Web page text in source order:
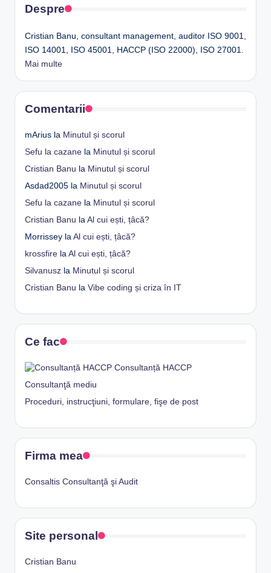
Despre
Cristian Banu, consultant management, auditor ISO 9001,
ISO 14001, ISO 45001, HACCP (ISO 22000), ISO 27001.
Mai multe
Comentarii
mArius la Minutul și scorul
Sefu la cazane la Minutul și scorul
Cristian Banu la Minutul și scorul
Asdad2005 la Minutul și scorul
Sefu la cazane la Minutul și scorul
Cristian Banu la Al cui ești, țâcă?
Morrissey la Al cui ești, țâcă?
krossfire la Al cui ești, țâcă?
Silvanusz la Minutul și scorul
Cristian Banu la Vibe coding și criza în IT
Ce fac
Consultanță HACCP
Consultanţă mediu
Proceduri, instrucţiuni, formulare, fişe de post
Firma mea
Consaltis Consultanţă şi Audit
Site personal
Cristian Banu